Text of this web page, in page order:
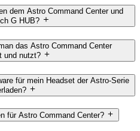
dem Astro Command Center und
G HUB?
das Astro Command Center
und nutzt?
für mein Headset der Astro-Serie
für Astro Command Center?